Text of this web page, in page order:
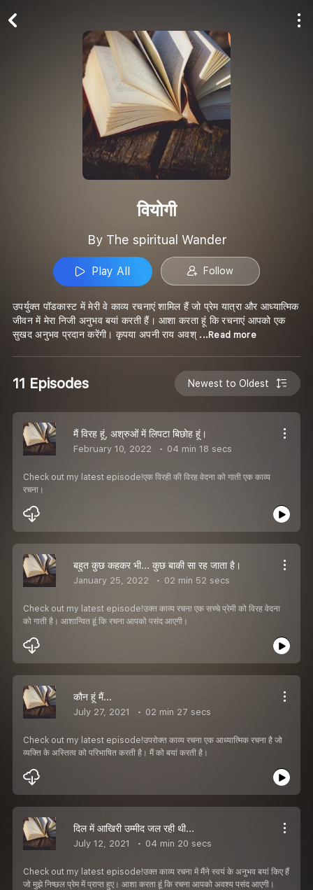
वियोगी
By The spiritual Wander
Play All Follow
उपर्युक्त पॉडकास्ट में मेरी वे काव्य रचनाएं शामिल हैं जो प्रेम यात्रा और आध्यात्मिक
जीवन में मेरा निजी अनुभव बयां करती हैं। आशा करता हूं कि रचनाएं आपको एक
सुखद अनुभव प्रदान करेंगी। कृपया अपनी राय अवश् ...Read more
11 Episodes Newest to Oldest
मैं विरह हूं, अश्रुओं में लिपटा बिछोह हूं।
February 10, 2022 04 min 18 secs
Check out my latest episode!एक विरही की विरह वेदना को गाती एक काव्य
रचना।
बहुत कुछ कहकर भी... कुछ बाकी सा रह जाता है।
January 25, 2022 02 min 52 secs
Check out my latest episode!उक्त काव्य रचना एक सच्चे प्रेमी को विरह वेदना
को गाती है। आशान्वित हूं कि रचना आपको पसंद आएगी।
कौन हूं मैं...
July 27, 2021 02 min 27 secs
Check out my latest episode!उपरोक्त काव्य रचना एक आध्यात्मिक रचना है जो
व्यक्ति के अस्तित्व को परिभाषित करती है। मैं को बयां करती है।
दिल में आखिरी उम्मीद जल रही थी...
July 12, 2021 04 min 20 secs
Check out my latest episode!उक्त काव्य रचना में मैंने स्वयं के अनुभव बयां किए हैं
जो मुझे निष्छल प्रेम में प्राप्त हुए। आशा करता हूं कि रचना आपको अवश्य पसंद आएगी।